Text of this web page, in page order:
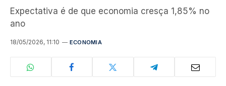
Expectativa é de que economia cresça 1,85% no
ano
18/05/2026, 11:10 ECONOMIA